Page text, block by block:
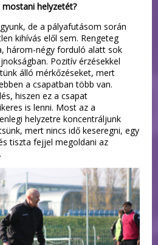
helyzetét?
de a pályafutásom során
kihívás elől sem. Rengeteg
három-négy forduló alatt sok
Pozitív érzésekkel
álló mérkőzéseket, mert
a csapatban több van.
hiszen ez a csapat
is lenni. Most az a
helyzetre koncentráljunk
mert nincs idő keseregni, egy
tiszta fejjel megoldani az